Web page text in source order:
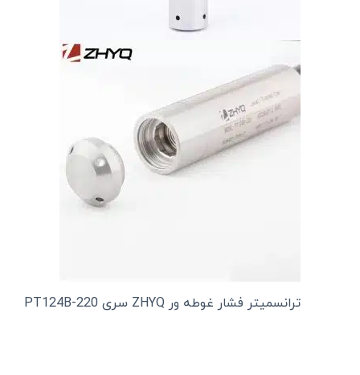
ترانسمیتر فشار غوطه ور ZHYQ سری PT124B-220